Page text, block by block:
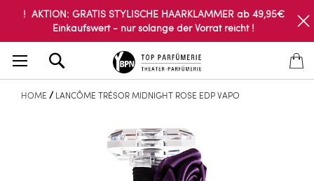
! AKTION: GRATIS STYLISCHE HAARKLAMMER ab 49,95€
Einkaufswert - nur solange der Vorrat reicht !
HOME LANCÔME TRÉSOR MIDNIGHT ROSE EDP VAPO